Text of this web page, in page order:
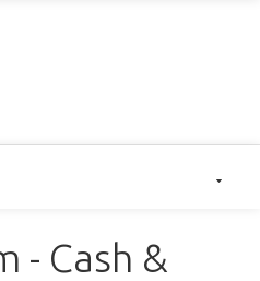
- Cash &